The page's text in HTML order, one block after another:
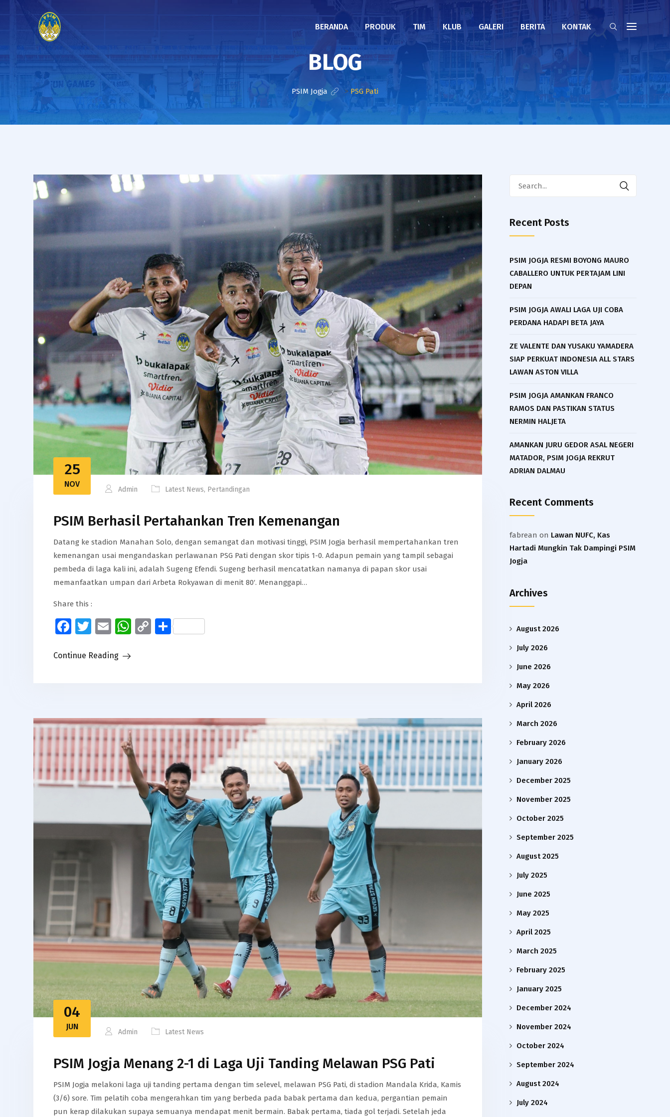
BERANDA PRODUK TIM KLUB GALERI BERITA KONTAK
BLOG
PSIM Jogja > PSG Pati
25
NOV
Admin Latest News, Pertandingan
PSIM Berhasil Pertahankan Tren Kemenangan
Datang ke stadion Manahan Solo, dengan semangat dan motivasi tinggi, PSIM Jogja berhasil mempertahankan tren
kemenangan usai mengandaskan perlawanan PSG Pati dengan skor tipis 1-0. Adapun pemain yang tampil sebagai
pembeda di laga kali ini, adalah Sugeng Efendi. Sugeng berhasil mencatatkan namanya di papan skor usai
memanfaatkan umpan dari Arbeta Rokyawan di menit 80′. Menanggapi…
Share this :
Facebook
Twitter
EmailWhatsApp
CopyShare
Continue Reading
04
JUN
Admin Latest News
PSIM Jogja Menang 2-1 di Laga Uji Tanding Melawan PSG Pati
PSIM Jogja melakoni laga uji tanding pertama dengan tim selevel, melawan PSG Pati, di stadion Mandala Krida, Kamis
(3/6) sore. Tim pelatih coba mengerahkan tim yang berbeda pada babak pertama dan kedua, pergantian pemain
pun kerap dilakukan supaya semuanya mendapat menit bermain. Babak pertama, tiada gol terjadi. Setelah jeda
Recent Posts
PSIM JOGJA RESMI BOYONG MAURO
CABALLERO UNTUK PERTAJAM LINI
DEPAN
PSIM JOGJA AWALI LAGA UJI COBA
PERDANA HADAPI BETA JAYA
ZE VALENTE DAN YUSAKU YAMADERA
SIAP PERKUAT INDONESIA ALL STARS
LAWAN ASTON VILLA
PSIM JOGJA AMANKAN FRANCO
RAMOS DAN PASTIKAN STATUS
NERMIN HALJETA
AMANKAN JURU GEDOR ASAL NEGERI
MATADOR, PSIM JOGJA REKRUT
ADRIAN DALMAU
Recent Comments
fabrean on Lawan NUFC, Kas
Hartadi Mungkin Tak Dampingi PSIM
Jogja
Archives
August 2026
July 2026
June 2026
May 2026
April 2026
March 2026
February 2026
January 2026
December 2025
November 2025
October 2025
September 2025
August 2025
July 2025
June 2025
May 2025
April 2025
March 2025
February 2025
January 2025
December 2024
November 2024
October 2024
September 2024
August 2024
July 2024